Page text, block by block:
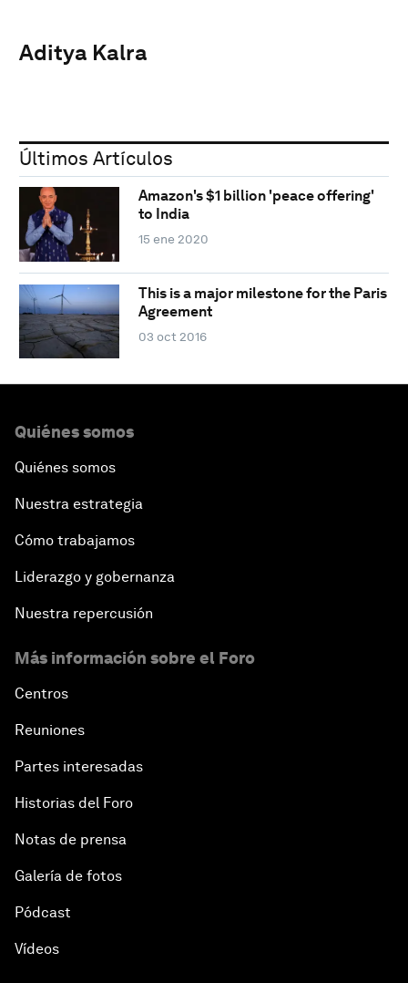
Aditya Kalra
Últimos Artículos
Amazon's $1 billion 'peace offering'
to India
15 ene 2020
This is a major milestone for the Paris
Agreement
03 oct 2016
Quiénes somos
Quiénes somos
Nuestra estrategia
Cómo trabajamos
Liderazgo y gobernanza
Nuestra repercusión
Más información sobre el Foro
Centros
Reuniones
Partes interesadas
Historias del Foro
Notas de prensa
Galería de fotos
Pódcast
Vídeos